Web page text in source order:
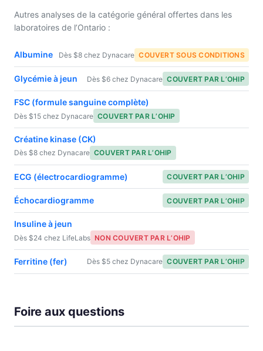
Autres analyses de la catégorie général offertes dans les
laboratoires de l’Ontario :
Albumine Dès $8 chez Dynacare COUVERT SOUS CONDITIONS
Glycémie à jeun Dès $6 chez Dynacare COUVERT PAR L’OHIP
FSC (formule sanguine complète)
Dès $15 chez Dynacare COUVERT PAR L’OHIP
Créatine kinase (CK)
Dès $8 chez Dynacare COUVERT PAR L’OHIP
ECG (électrocardiogramme) COUVERT PAR L’OHIP
Échocardiogramme COUVERT PAR L’OHIP
Insuline à jeun
Dès $24 chez LifeLabs NON COUVERT PAR L’OHIP
Ferritine (fer) Dès $5 chez Dynacare COUVERT PAR L’OHIP
Foire aux questions